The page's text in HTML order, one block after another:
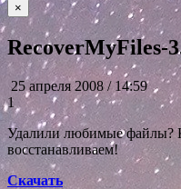
×
RecoverMyFiles-
25 апреля 2008 / 14:59
1
Удалили любимые файлы?
восстанавливаем!
Скачать